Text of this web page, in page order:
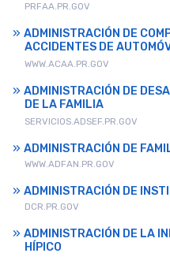
PRFAA.PR.GOV
ADMINISTRACIÓN DE
ACCIDENTES DE
WWW.ACAA.PR.GOV
ADMINISTRACIÓN DE
DE LA FAMILIA
SERVICIOS.ADSEF.PR.GOV
ADMINISTRACIÓN DE
WWW.ADFAN.PR.GOV
ADMINISTRACIÓN DE
DCR.PR.GOV
ADMINISTRACIÓN DE LA
HÍPICO